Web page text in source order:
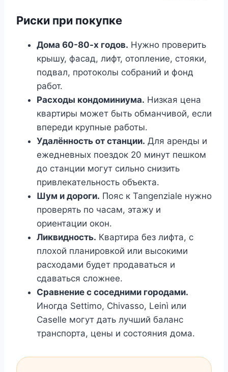
Риски при покупке
Дома 60-80-х годов. Нужно проверить
крышу, фасад, лифт, отопление, стояки,
подвал, протоколы собраний и фонд
работ.
Расходы кондоминиума. Низкая цена
квартиры может быть обманчивой, если
впереди крупные работы.
Удалённость от станции. Для аренды и
ежедневных поездок 20 минут пешком
до станции могут сильно снизить
привлекательность объекта.
Шум и дороги. Пояс к Tangenziale нужно
проверять по часам, этажу и
ориентации окон.
Ликвидность. Квартира без лифта, с
плохой планировкой или высокими
расходами будет продаваться и
сдаваться сложнее.
Сравнение с соседними городами.
Иногда Settimo, Chivasso, Leinì или
Caselle могут дать лучший баланс
транспорта, цены и состояния дома.